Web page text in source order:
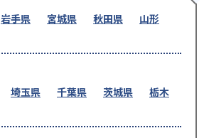
岩手県 宮城県 秋田県
山形
埼玉県 千葉県 茨城県
栃木